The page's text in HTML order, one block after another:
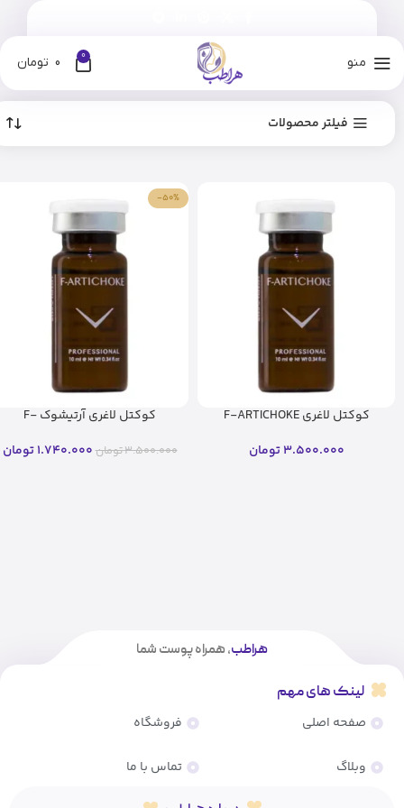
منو 0
0 تومان
فیلتر محصولات
کوکتل لاغری F-ARTICHOKE
3.500.000 تومان
-50%
کوکتل لاغری آرتیشوک F-
3.500.000تومان1.740.000 تومان
هراطب، همراه پوست شما
لینک های مهم
صفحه اصلی
وبلاگ
فروشگاه
تماس با ما